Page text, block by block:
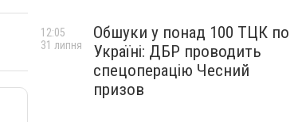
Обшуки у понад 100 ТЦК по
Україні: ДБР проводить
спецоперацію Чесний
призов
12:05
31 липня